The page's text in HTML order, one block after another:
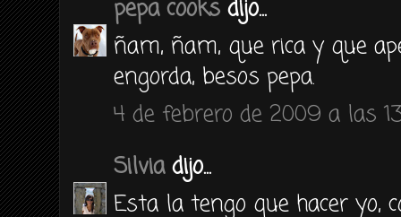
pepa cooks dijo...
ñam, ñam, que rica y que
engorda, besos pepa.
4 de febrero de 2009 a las
Silviadijo...
Esta la tengo que hacer yo,